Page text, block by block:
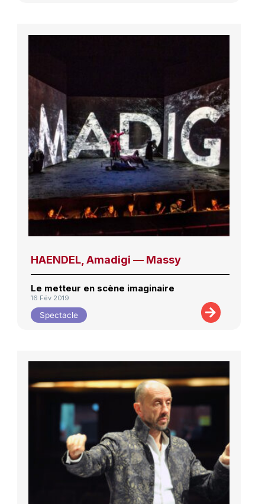
HAENDEL, Amadigi — Massy
Le metteur en scène imaginaire
16 Fév 2019
Spectacle